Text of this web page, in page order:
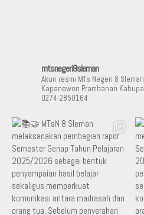
mtsnegeri8sleman
Akun resmi MTs Negeri 8 Sleman
Kapanewon Prambanan
0274-2850164